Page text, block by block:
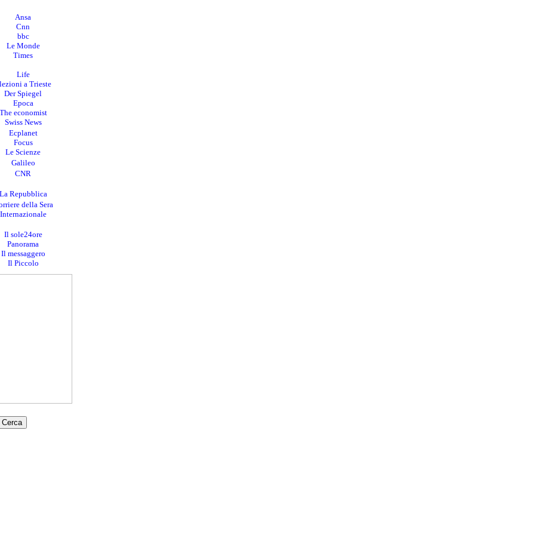
Ansa
Cnn
bbc
Le Monde
Times
Life
a Trieste
Der Spiegel
Epoca
economist
Swiss News
Ecplanet
Focus
Le Scienze
Galileo
CNR
Repubblica
della Sera
Internazionale
Il sole24ore
Panorama
Il messaggero
Il Piccolo